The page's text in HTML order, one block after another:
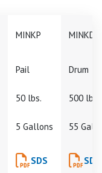
MINKP MINKD
Pail Drum
50 lbs. 500 lbs.
5 Gallons 55
SDS SDS